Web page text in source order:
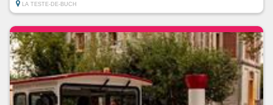
LA TESTE-DE-BUCH